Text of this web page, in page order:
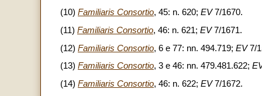
(10) Familiaris Consortio, 45: n. 620; EV7/1670.
(11) Familiaris Consortio, 46: n. 621; EV7/1671.
(12) Familiaris Consortio, 6 e 77: nn. 494.719; EV7/
(13) Familiaris Consortio, 3 e 46: nn. 479.481.622;
(14) Familiaris Consortio, 46: n. 622; EV7/1672.